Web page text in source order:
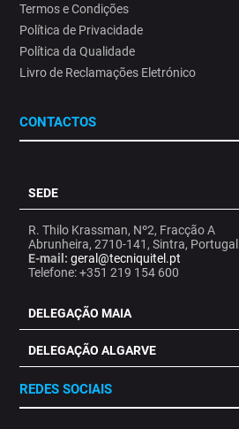
Termos e Condições
Política de Privacidade
Política da Qualidade
Livro de Reclamações Eletrónico
CONTACTOS
SEDE
R. Thilo Krassman, Nº2, Fracção A
Abrunheira, 2710-141, Sintra, Portugal
E-mail: geral@tecniquitel.pt
Telefone: +351 219 154 600
DELEGAÇÃO MAIA
DELEGAÇÃO ALGARVE
REDES SOCIAIS